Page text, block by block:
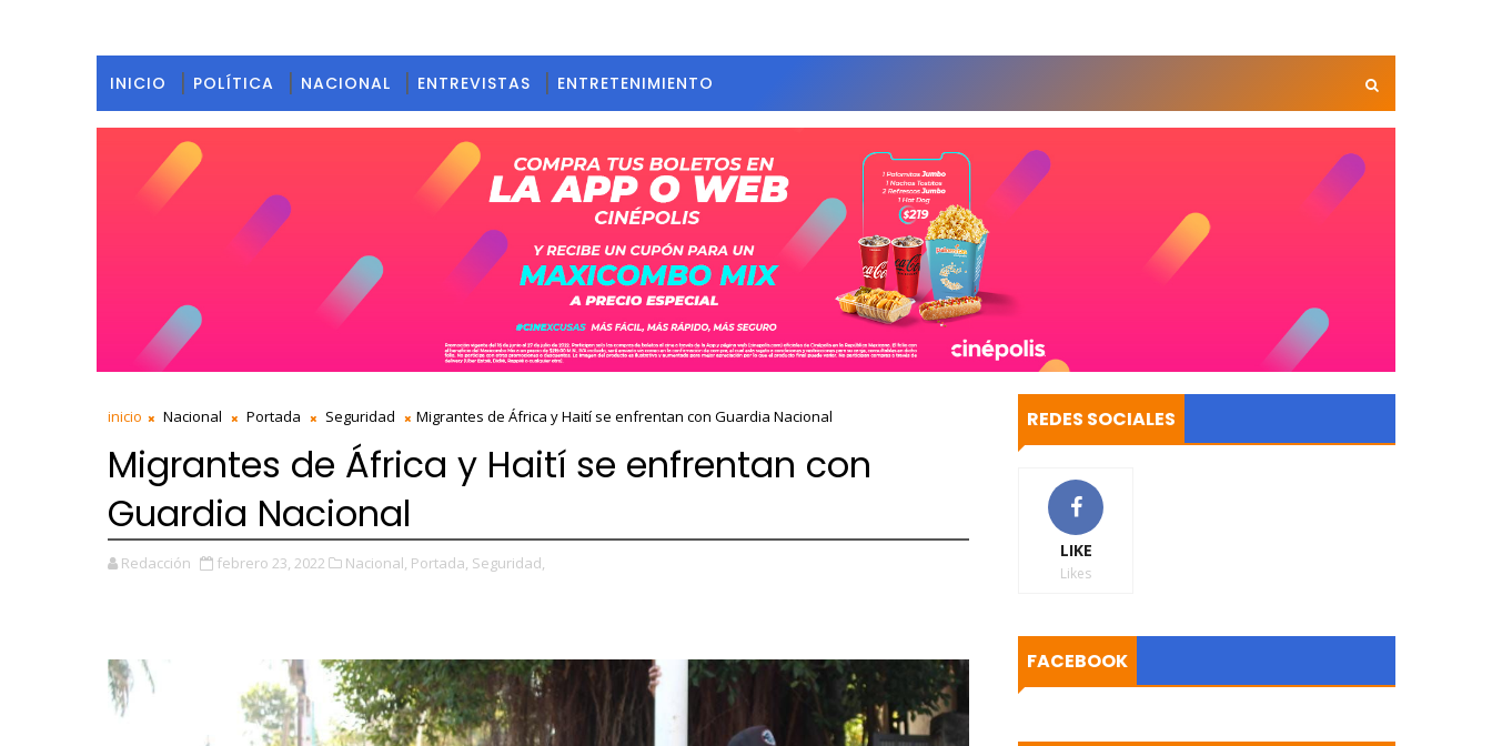
INICIO POLÍTICA NACIONAL ENTREVISTAS ENTRETENIMIENTO
inicio Nacional Portada Seguridad Migrantes de África y Haití se enfrentan con Guardia Nacional
Migrantes de África y Haití se enfrentan con
Guardia Nacional
Redacción febrero 23, 2022 Nacional, Portada, Seguridad,
REDES SOCIALES
LIKE
Likes
FACEBOOK